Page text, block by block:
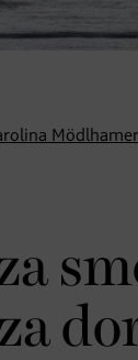
Mödlhamer